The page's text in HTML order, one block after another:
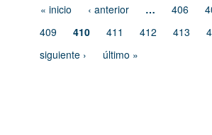
« inicio ‹ anterior … 406
409
410 411 412 413
siguiente ›
último »